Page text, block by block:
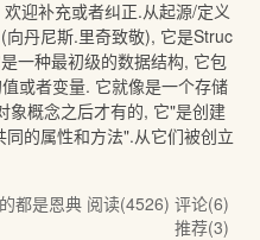
迎补充或者纠正.从起源/定义
丹尼斯.里奇致敬), 它是Struc
一种最初级的数据结构, 它包
或者变量. 它就像是一个存储
象概念之后才有的, 它"是创建
的属性和方法".从它们被创立
都是恩典 阅读(4526) 评论(6)
推荐(3)